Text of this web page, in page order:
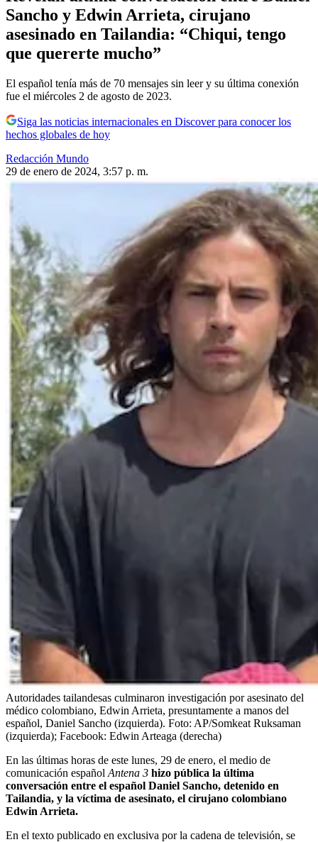
Sancho y Edwin Arrieta, cirujano
asesinado en Tailandia: “Chiqui, tengo
que quererte mucho”
El español tenía más de 70 mensajes sin leer y su última conexión
fue el miércoles 2 de agosto de 2023.
Siga las noticias internacionales en Discover para conocer los
hechos globales de hoy
Redacción Mundo
29 de enero de 2024, 3:57 p. m.
Autoridades tailandesas culminaron investigación por asesinato del
médico colombiano, Edwin Arrieta, presuntamente a manos del
español, Daniel Sancho (izquierda). Foto: AP/Somkeat Ruksaman
(izquierda); Facebook: Edwin Arteaga (derecha)
En las últimas horas de este lunes, 29 de enero, el medio de
comunicación español Antena 3 hizo pública la última
conversación entre el español Daniel Sancho, detenido en
Tailandia, y la víctima de asesinato, el cirujano colombiano
Edwin Arrieta.
En el texto publicado en exclusiva por la cadena de televisión, se